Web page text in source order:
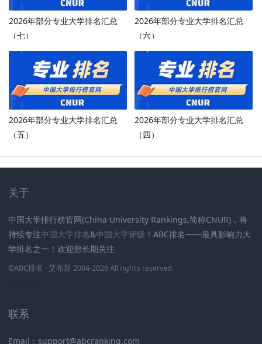
2026年部分专业大学排名汇总
（七）
2026年部分专业大学排名汇总
（六）
2026年部分专业大学排名汇总
（五）
2026年部分专业大学排名汇总
（四）
关于
中国大学排行榜官网(China University Rankings,简称CNUR)，将
持续专注中国大学排名&中国大学评级 ！ABC排名——最具影响力大
学排名之一！欢迎您长期关注
©ABC排名 · 艾布斯 2004-2026 All rights reserved.
联系
Email：support@abcranking.com